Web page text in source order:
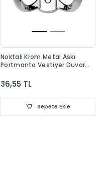
Noktalı Krom Metal Askı
Portmanto Vestiyer Duvar
36,55 TL
Sepete Ekle